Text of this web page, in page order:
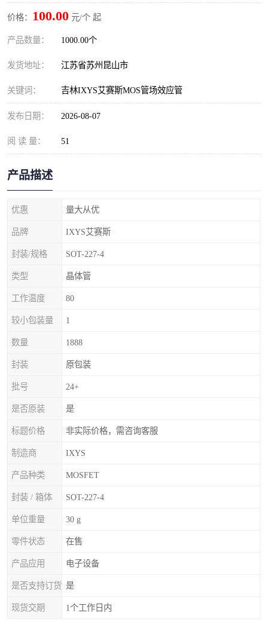
价格： 100.00 元/个 起
产品数量： 1000.00个
发货地址： 江苏省苏州昆山市
关键词： 吉林IXYS艾赛斯MOS管场效应管
发布日期： 2026-08-07
阅 读 量： 51
产品描述
优惠 量大从优
品牌 IXYS艾赛斯
封装/规格 SOT-227-4
类型 晶体管
工作温度 80
较小包装量 1
数量 1888
封装 原包装
批号 24+
是否原装 是
标题价格 非实际价格，需咨询客服
制造商 IXYS
产品种类 MOSFET
封装 / 箱体 SOT-227-4
单位重量 30 g
零件状态 在售
产品应用 电子设备
是否支持订货 是
现货交期 1个工作日内